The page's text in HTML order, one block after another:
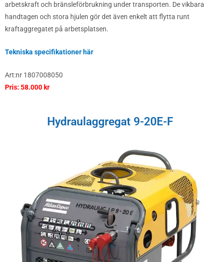
arbetskraft och bränsleförbrukning under transporten. De vikbara
handtagen och stora hjulen gör det även enkelt att flytta runt
kraftaggregatet på arbetsplatsen.
Tekniska specifikationer här
Art:nr 1807008050
Pris: 58.000 kr
Hydraulaggregat 9-20E-F